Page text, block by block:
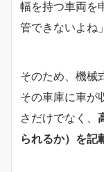
幅を持つ車両を
管できないよね
そのため、機械
その車庫に車が
さだけでなく、
られるか）を記